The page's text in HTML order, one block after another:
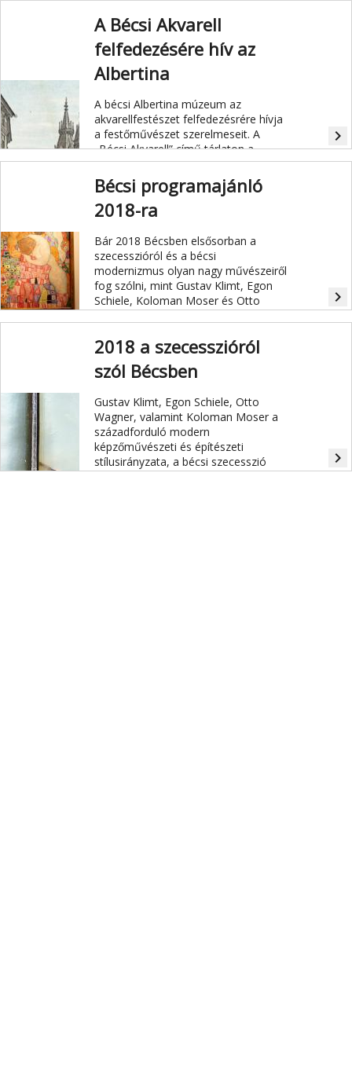
A Bécsi Akvarell
felfedezésére hív az
Albertina
A bécsi Albertina múzeum az
akvarellfestészet felfedezésrére hívja
a festőművészet szerelmeseit. A
„Bécsi Akvarell” című tárlaton a
19.századi osztrák akvarellfestészet
kiemelkedő alakjainak munkásságát,
majd a kortárs vízfestőművész,
Martha Jungwirth, festményeit
navigate_next
Bécsi programajánló
2018-ra
Bár 2018 Bécsben elsősorban a
szecesszióról és a bécsi
modernizmus olyan nagy művészeiről
fog szólni, mint Gustav Klimt, Egon
Schiele, Koloman Moser és Otto
Wagner, azért a könnyebb
kedvelőinek sem kell majd a kulturális
osztrák fővárosba látogatnak.
navigate_next
2018 a szecesszióról
szól Bécsben
Gustav Klimt, Egon Schiele, Otto
Wagner, valamint Koloman Moser a
századforduló modern
képzőművészeti és építészeti
stílusirányzata, a bécsi szecesszió
világhírű képviselői. 2018/2019-ben az
navigate_next